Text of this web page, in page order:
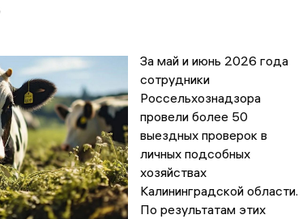
За май и июнь 2026 года
сотрудники
Россельхознадзора
провели более 50
выездных проверок в
личных подсобных
хозяйствах
Калининградской области.
По результатам этих